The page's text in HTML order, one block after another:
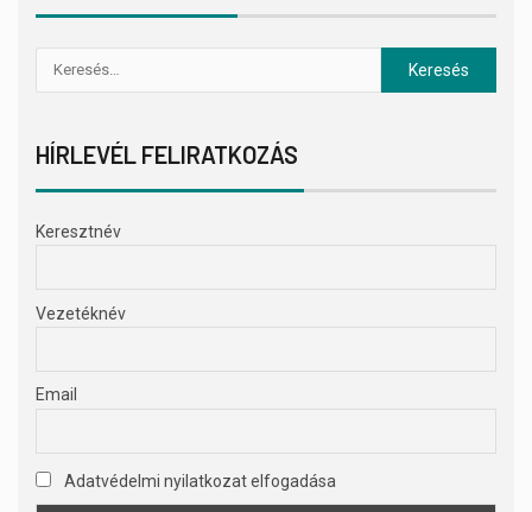
HÍRLEVÉL FELIRATKOZÁS
Keresztnév
Vezetéknév
Email
Adatvédelmi nyilatkozat elfogadása